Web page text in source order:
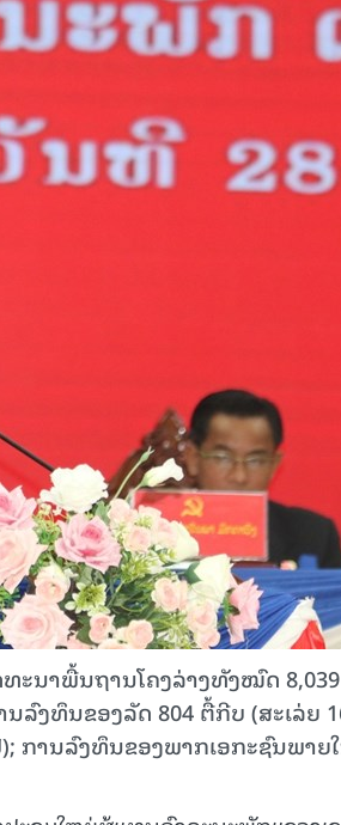
ທະນາພື້ນຖານໂຄງລ່າງທັງໝົດ
ລົງທຶນຂອງລັດ 804 ຕື້ກີບ (ສະເລ່ຍ
ການລົງທຶນຂອງພາກເອກະຊົນພາຍ